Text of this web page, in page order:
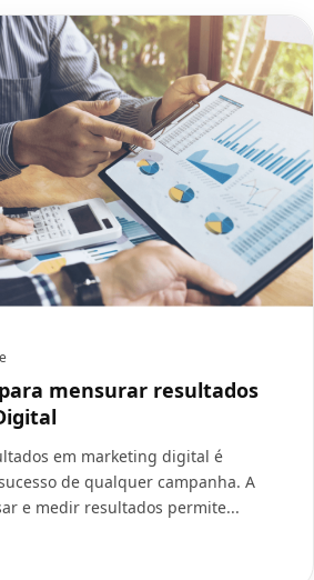
mensurar resultados
em marketing digital é
de qualquer campanha. A
e medir resultados permite...